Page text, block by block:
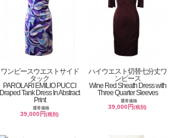
ワンピースウエストサイド
タック
PAROLARI EMILIO PUCCI
Draped Tank Dress In Abstract
Print
通常価格
39,000円(税別)
ハイウエスト切替七分丈ワ
ンピース
Wine Red Sheath Dress with
Three Quarter Sleeves
通常価格
39,000円(税別)